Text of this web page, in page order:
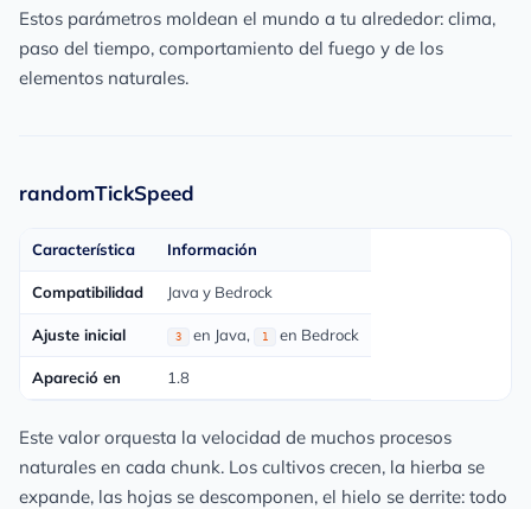
Estos parámetros moldean el mundo a tu alrededor: clima,
paso del tiempo, comportamiento del fuego y de los
elementos naturales.
randomTickSpeed
Característica Información
Compatibilidad Java y Bedrock
Ajuste inicial 3 en Java, 1 en Bedrock
Apareció en 1.8
Este valor orquesta la velocidad de muchos procesos
naturales en cada chunk. Los cultivos crecen, la hierba se
expande, las hojas se descomponen, el hielo se derrite: todo